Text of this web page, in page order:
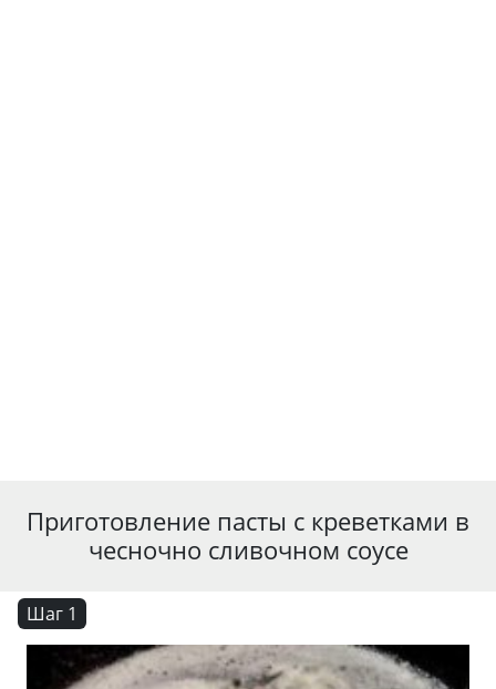
Приготовление пасты с креветками в
чесночно сливочном соусе
Шаг 1